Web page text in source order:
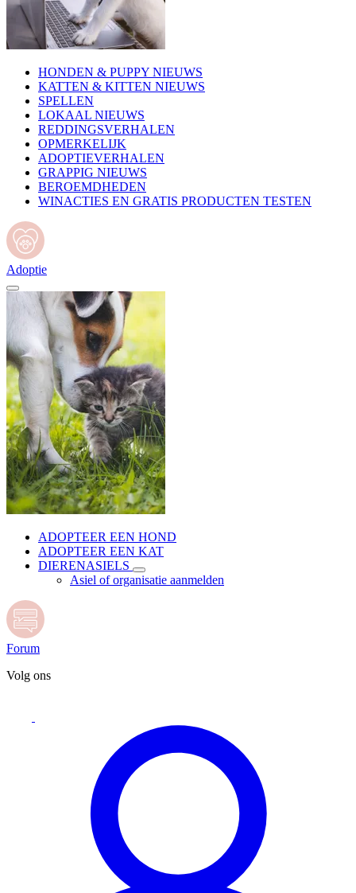
HONDEN & PUPPY NIEUWS
KATTEN & KITTEN NIEUWS
SPELLEN
LOKAAL NIEUWS
REDDINGSVERHALEN
OPMERKELIJK
ADOPTIEVERHALEN
GRAPPIG NIEUWS
BEROEMDHEDEN
WINACTIES EN GRATIS PRODUCTEN TESTEN
Adoptie
ADOPTEER EEN HOND
ADOPTEER EEN KAT
DIERENASIELS
Asiel of organisatie aanmelden
Forum
Volg ons